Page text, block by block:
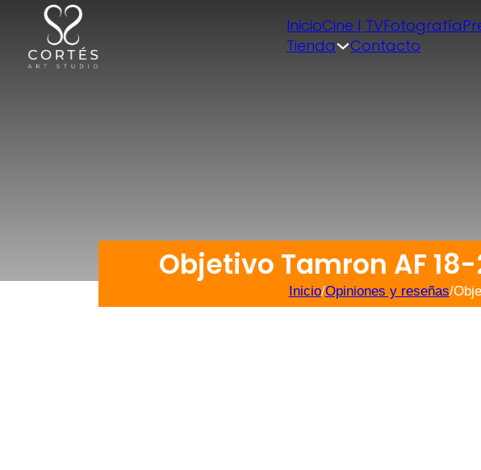
InicioCine | TVFotografía
Tienda
Contacto
Objetivo Tamron AF
Inicio/Opiniones y reseñas/